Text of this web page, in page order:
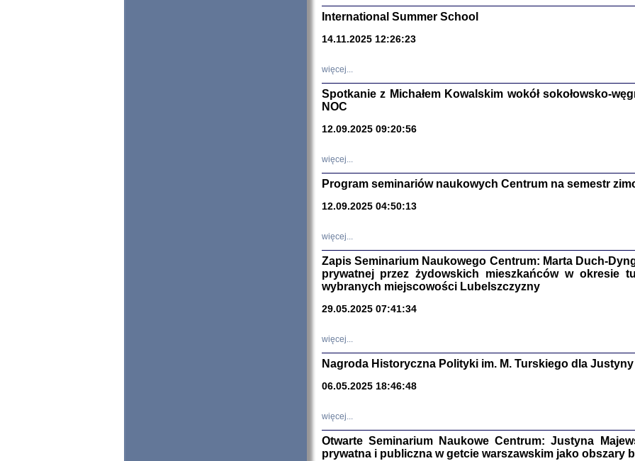
Zagłada
Studia i
Warszawa
International Summer School
14.11.2025 12:26:23
więcej...
Spotkanie z Michałem Kowalskim wokół sokołowsko-
NOC
12.09.2025 09:20:56
więcej...
Program seminariów naukowych Centrum na semestr
12.09.2025 04:50:13
więcej...
Zapis Seminarium Naukowego Centrum: Marta Duch-
prywatnej przez żydowskich mieszkańców w okresie
wybranych miejscowości Lubelszczyzny
29.05.2025 07:41:34
więcej...
Nagroda Historyczna Polityki im. M. Turskiego dla
06.05.2025 18:46:48
więcej...
Otwarte Seminarium Naukowe Centrum: Justyna
prywatna i publiczna w getcie warszawskim jako obszary